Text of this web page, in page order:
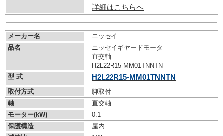
詳細はこちらへ
メーカー名
ニッセイ
品名
ニッセイギヤードモータ
直交軸
H2L22R15-MM01TNNTN
型 式
H2L22R15-MM01TNNTN
取付方式
脚取付
軸
直交軸
モーター(kW)
0.1
保護構造
屋内